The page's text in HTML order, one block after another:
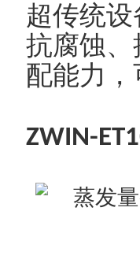
超传统设
抗腐蚀
配能力
ZWIN-